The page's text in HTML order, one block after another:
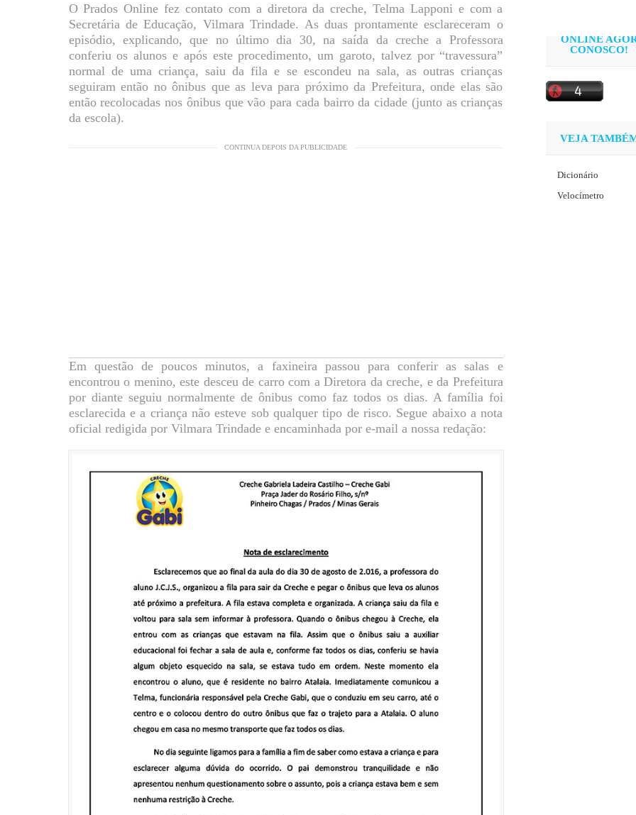
O Prados Online fez contato com a diretora da creche, Telma Lapponi e com a
Secretária de Educação, Vilmara Trindade. As duas prontamente esclareceram o
episódio, explicando, que no último dia 30, na saída da creche a Professora
conferiu os alunos e após este procedimento, um garoto, talvez por “travessura”
normal de uma criança, saiu da fila e se escondeu na sala, as outras crianças
seguiram então no ônibus que as leva para próximo da Prefeitura, onde elas são
então recolocadas nos ônibus que vão para cada bairro da cidade (junto as crianças
da escola).
CONTINUA DEPOIS DA PUBLICIDADE
Em questão de poucos minutos, a faxineira passou para conferir as salas e
encontrou o menino, este desceu de carro com a Diretora da creche, e da Prefeitura
por diante seguiu normalmente de ônibus como faz todos os dias. A família foi
esclarecida e a criança não esteve sob qualquer tipo de risco. Segue abaixo a nota
oficial redigida por Vilmara Trindade e encaminhada por e-mail a nossa redação:
ONLINE
CONOSCO!
VEJA
Dicionário
Velocímetro